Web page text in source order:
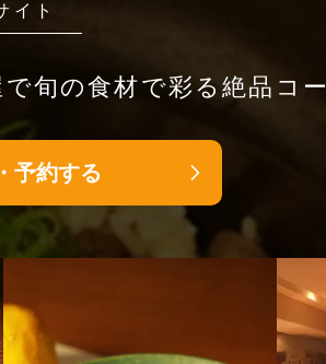
イト
旬の食材で彩る絶品コ
予約する